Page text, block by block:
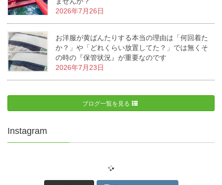
2026年7月26日
お洋服が黄ばんたりする本当の理由は「何回着た
か？」や「どれくらい放置してた？」では無くそ
の時の『保管状況』が重要なのです
2026年7月23日
ブログ一覧を見る
Instagram